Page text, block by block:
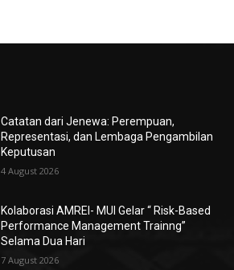
Catatan dari Jenewa: Perempuan,
Representasi, dan Lembaga Pengambilan
Keputusan
4 August 2026
Kolaborasi AMREI- MUI Gelar “ Risk-Based
Performance Management Trainng”
Selama Dua Hari
7 August 2026